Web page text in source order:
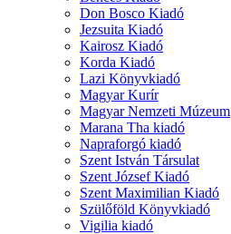
Don Bosco Kiadó
Jezsuita Kiadó
Kairosz Kiadó
Korda Kiadó
Lazi Könyvkiadó
Magyar Kurír
Magyar Nemzeti Múzeum
Marana Tha kiadó
Napraforgó kiadó
Szent István Társulat
Szent József Kiadó
Szent Maximilian Kiadó
Szülőföld Könyvkiadó
Vigilia kiadó